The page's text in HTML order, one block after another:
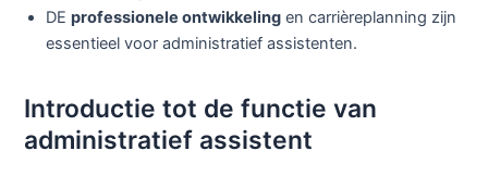
DEprofessionele ontwikkeling en carrièreplanning zijn
essentieel voor administratief assistenten.
Introductie tot de functie van
administratief assistent